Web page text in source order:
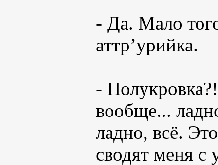
- Да. Мало
аттр’урийка.
-
вообще...
ладно, всё.
сводят меня с